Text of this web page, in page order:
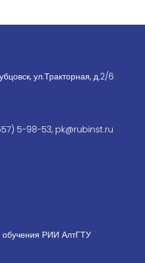
ул.Тракторная, д.2/6
5-98-53, pk@rubinst.ru
обучения РИИ АлтГТУ